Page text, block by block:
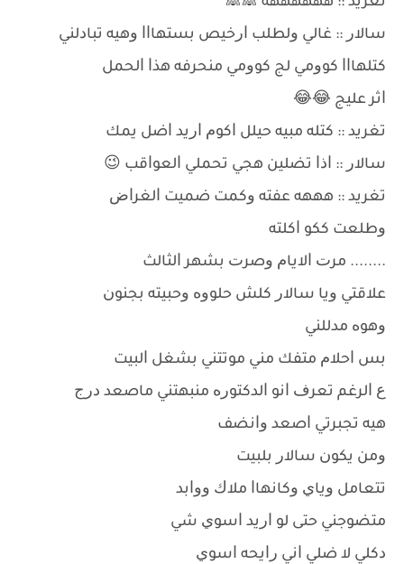
ﺳﺎﻻﺭ :: ﻏﺎﻟﻲ ﻭﻟﻄﻠﺐ ﺍﺭﺧﻴﺺ ﺑﺴﺘﻬﺎﺍﺍ ﻭﻫﻴﻪ ﺗﺒﺎﺩﻟﻨﻲ
ﻛﺘﻠﻬﺎﺍﺍ ﻛﻮﻭﻣﻲ ﻟﺞ ﻛﻮﻭﻣﻲ ﻣﻨﺤﺮﻓﻪ ﻫﺬﺍ ﺍﻟﺤﻤﻞ
ﺍﺛﺮ ﻋﻠﻴﺞ 😂😂
ﺗﻐﺮﻳﺪ :: ﻛﺘﻠﻪ ﻣﺒﻴﻪ ﺣﻴﻠﻞ ﺍﻛﻮﻡ ﺍﺭﻳﺪ ﺍﺿﻞ ﻳﻤﻚ
ﺳﺎﻻﺭ :: ﺍﺫﺍ ﺗﻀﻠﻴﻦ ﻫﺠﻲ ﺗﺤﻤﻠﻲ ﺍﻟﻌﻮﺍﻗﺐ 😉
ﺗﻐﺮﻳﺪ :: ﻫﻬﻬﻪ ﻋﻔﺘﻪ ﻭﻛﻤﺖ ﺿﻤﻴﺖ ﺍﻟﻐﺮﺍﺽ
ﻭﻃﻠﻌﺖ ﻛﻜﻮ ﺍﻛﻠﺘﻪ
........ ﻣﺮﺕ ﺍﻻﻳﺎﻡ ﻭﺻﺮﺕ ﺑﺸﻬﺮ ﺍﻟﺜﺎﻟﺚ
ﻋﻼﻗﺘﻲ ﻭﻳﺎ ﺳﺎﻻﺭ ﻛﻠﺶ ﺣﻠﻮﻭﻩ ﻭﺣﺒﻴﺘﻪ ﺑﺠﻨﻮﻥ
ﻭﻫﻮﻩ ﻣﺪﻟﻠﻨﻲ
ﺑﺲ ﺍﺣﻼﻡ ﻣﺘﻔﻚ ﻣﻨﻲ ﻣﻮﺗﺘﻨﻲ ﺑﺸﻐﻞ ﺍﻟﺒﻴﺖ
ﻉ ﺍﻟﺮﻏﻢ ﺗﻌﺮﻑ ﺍﻧﻮ ﺍﻟﺪﻛﺘﻮﺭﻩ ﻣﻨﺒﻬﺘﻨﻲ ﻣﺎﺻﻌﺪ ﺩﺭﺝ
ﻫﻴﻪ ﺗﺠﺒﺮﺗﻲ ﺍﺻﻌﺪ ﻭﺍﻧﻀﻒ
ﻭﻣﻦ ﻳﻜﻮﻥ ﺳﺎﻻﺭ ﺑﻠﺒﻴﺖ
ﺗﺘﻌﺎﻣﻞ ﻭﻳﺎﻱ ﻭﻛﺎﻧﻬﺎﺍ ﻣﻼﻙ ﻭﻭﺍﺑﺪ
ﻣﺘﻀﻮﺟﻨﻲ ﺣﺘﻰ ﻟﻮ ﺍﺭﻳﺪ ﺍﺳﻮﻱ ﺷﻲ
ﺩﻛﻠﻲ ﻻ ﺿﻠﻲ ﺍﻧﻲ ﺭﺍﻳﺤﻪ ﺍﺳﻮﻱ